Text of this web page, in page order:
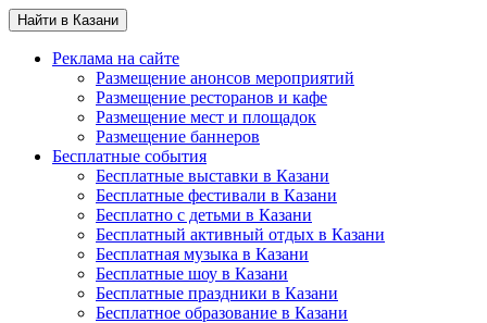
Найти в Казани
Реклама на сайте
Размещение анонсов мероприятий
Размещение ресторанов и кафе
Размещение мест и площадок
Размещение баннеров
Бесплатные события
Бесплатные выставки в Казани
Бесплатные фестивали в Казани
Бесплатно с детьми в Казани
Бесплатный активный отдых в Казани
Бесплатная музыка в Казани
Бесплатные шоу в Казани
Бесплатные праздники в Казани
Бесплатное образование в Казани